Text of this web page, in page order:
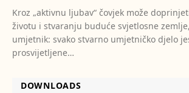
Kroz „aktivnu ljubav“ čovjek može
životu i stvaranju buduće svjetlosne
umjetnik: svako stvarno umjetničko djelo
prosvijetljene…
DOWNLOADS